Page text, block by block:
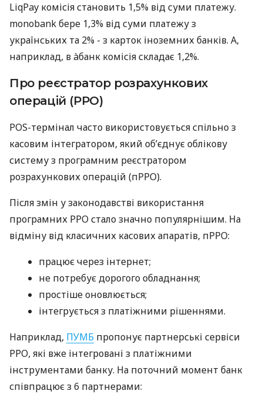
LiqPay комісія становить 1,5% від суми платежу.
monobank бере 1,3% від суми платежу з
українських та 2% - з карток іноземних банків. А,
наприклад, в àбанк комісія складає 1,2%.
Про реєстратор розрахункових
операцій (РРО)
POS-термінал часто використовується спільно з
касовим інтегратором, який об’єднує облікову
систему з програмним реєстратором
розрахункових операцій (пРРО).
Після змін у законодавстві використання
програмних РРО стало значно популярнішим. На
відміну від класичних касових апаратів, пРРО:
працює через інтернет;
не потребує дорогого обладнання;
простіше оновлюється;
інтегрується з платіжними рішеннями.
Наприклад, ПУМБ пропонує партнерські сервіси
РРО, які вже інтегровані з платіжними
інструментами банку. На поточний момент банк
співпрацює з 6 партнерами: